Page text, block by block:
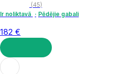
(45)
Ir noliktavā
Pēdējie gabali
182 €
LIKT GROZĀ